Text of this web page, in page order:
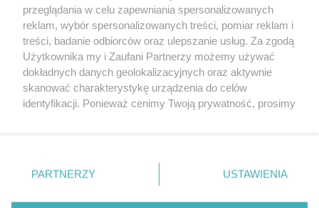
16℃
Zobacz prognozę na 3 dni
Copyright © 2022 Kurier Szczeciński sp. z o.o.
Wszelkie prawa zastrzeżone
przeglądania w celu zapewniania spersonalizowanych
reklam, wybór spersonalizowanych treści, pomiar reklam i
treści, badanie odbiorców oraz ulepszanie usług. Za zgodą
Użytkownika my i Zaufani Partnerzy możemy używać
dokładnych danych geolokalizacyjnych oraz aktywnie
skanować charakterystykę urządzenia do celów
identyfikacji. Ponieważ cenimy Twoją prywatność, prosimy
prywatności znajdujący się w lewym dolnym rogu strony
. Niektóre rodzaje przetwarzania danych nie wymagają
PARTNERZY USTAWIENIA